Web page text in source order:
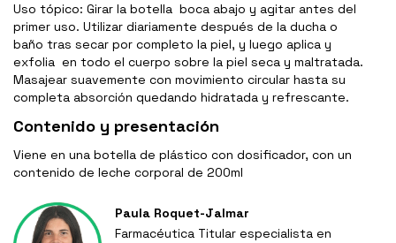
Uso tópico: Girar la botella boca abajo y agitar antes del
primer uso. Utilizar diariamente después de la ducha o
baño tras secar por completo la piel, y luego aplica y
exfolia en todo el cuerpo sobre la piel seca y maltratada.
Masajear suavemente con movimiento circular hasta su
completa absorción quedando hidratada y refrescante.
Contenido y presentación
Viene en una botella de plástico con dosificador, con un
contenido de leche corporal de 200ml
Paula Roquet-Jalmar
Farmacéutica Titular especialista en